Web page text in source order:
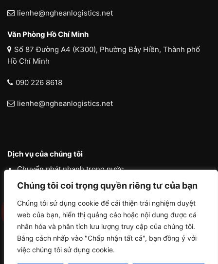
Chúng tôi coi trọng quyền riêng tư của bạn
Chúng tôi sử dụng cookie để cải thiện trải nghiệm duyệt
web của bạn, hiển thị quảng cáo hoặc nội dung được cá
nhân hóa và phân tích lưu lượng truy cập của chúng tôi.
Bằng cách nhấp vào "Chấp nhận tất cả", bạn đồng ý với
việc chúng tôi sử dụng cookie.
lienhe@ngheanlogistics.net
Văn Phòng Hồ Chí Minh
Số 87 Đường A4 (K300), Phường Bảy Hiền, Thành phố
Hồ Chí Minh
090 226 8618
lienhe@ngheanlogistics.net
Dịch vụ của chúng tôi
Chuyển phát nhanh trong nước
Chuyển phát nhanh quốc tế
Liên vận quốc tế
Logistics vận tải nội địa